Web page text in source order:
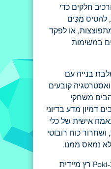
חלקים כדי
להטיס מֶכִּים
או לפקד
במשימות
בנייה עם
קובעים
משחקי
דמיון מדע בדיוני
אישית של כלי
ושחרור כוח רובוטי
נמאס ממנו.
כל משחק רובוטים ב-Poki רץ מיידית